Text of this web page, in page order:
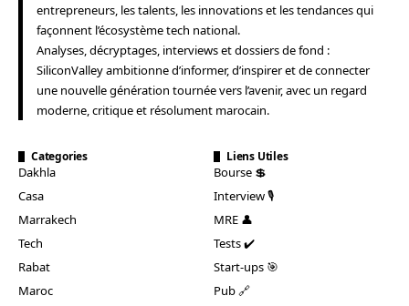
entrepreneurs, les talents, les innovations et les tendances qui
façonnent l’écosystème tech national.
Analyses, décryptages, interviews et dossiers de fond :
SiliconValley ambitionne d’informer, d’inspirer et de connecter
une nouvelle génération tournée vers l’avenir, avec un regard
moderne, critique et résolument marocain.
Categories
Dakhla
Casa
Marrakech
Tech
Rabat
Maroc
Liens Utiles
Bourse 💲
Interview 🎙️
MRE 👤
Tests ✔️
Start-ups 🎯
Pub 🔗